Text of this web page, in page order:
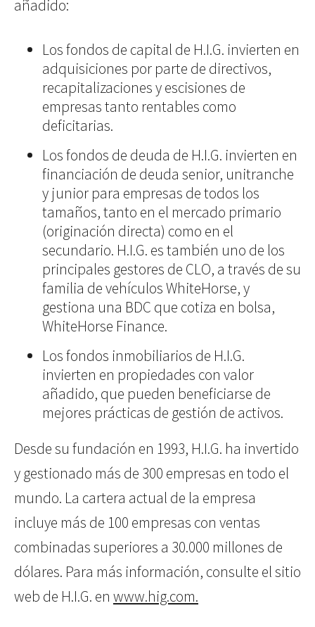
añadido:
Los fondos de capital de H.I.G. invierten en
adquisiciones por parte de directivos,
recapitalizaciones y escisiones de
empresas tanto rentables como
deficitarias.
Los fondos de deuda de H.I.G. invierten en
financiación de deuda senior, unitranche
y junior para empresas de todos los
tamaños, tanto en el mercado primario
(originación directa) como en el
secundario. H.I.G. es también uno de los
principales gestores de CLO, a través de su
familia de vehículos WhiteHorse, y
gestiona una BDC que cotiza en bolsa,
WhiteHorse Finance.
Los fondos inmobiliarios de H.I.G.
invierten en propiedades con valor
añadido, que pueden beneficiarse de
mejores prácticas de gestión de activos.
Desde su fundación en 1993, H.I.G. ha invertido
y gestionado más de 300 empresas en todo el
mundo. La cartera actual de la empresa
incluye más de 100 empresas con ventas
combinadas superiores a 30.000 millones de
dólares. Para más información, consulte el sitio
web de H.I.G. en www.hig.com.